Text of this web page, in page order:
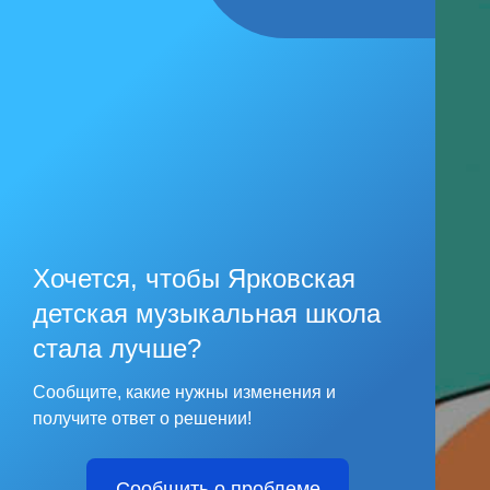
Хочется, чтобы Ярковская
детская музыкальная школа
стала лучше?
Сообщите, какие нужны изменения и
получите ответ о решении!